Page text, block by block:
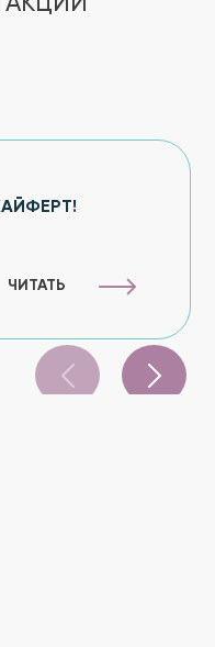
ЧИТАТЬ